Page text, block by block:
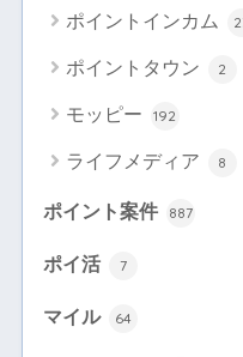
ポイントインカム
ポイントタウン 2
モッピー 192
ライフメディア 8
ポイント案件 887
ポイ活 7
マイル 64